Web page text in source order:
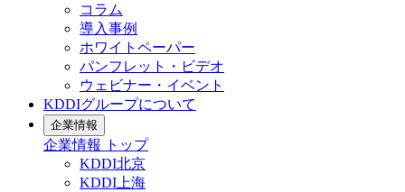
コラム
導入事例
ホワイトペーパー
パンフレット・ビデオ
ウェビナー・イベント
KDDIグループについて
企業情報
企業情報
トップ
KDDI北京
KDDI上海